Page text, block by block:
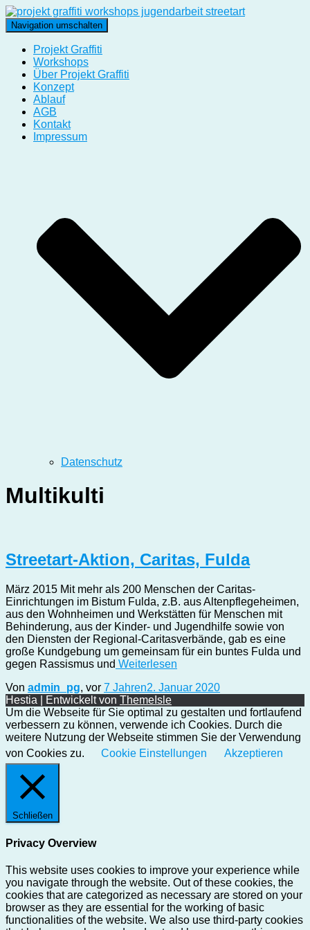
Navigation umschalten
Projekt Graffiti
Workshops
Über Projekt Graffiti
Konzept
Ablauf
AGB
Kontakt
Impressum
Datenschutz
Multikulti
Streetart-Aktion, Caritas, Fulda
März 2015 Mit mehr als 200 Menschen der Caritas-
Einrichtungen im Bistum Fulda, z.B. aus Altenpflegeheimen,
aus den Wohnheimen und Werkstätten für Menschen mit
Behinderung, aus der Kinder- und Jugendhilfe sowie von
den Diensten der Regional-Caritasverbände, gab es eine
große Kundgebung um gemeinsam für ein buntes Fulda und
gegen Rassismus und Weiterlesen
Von admin_pg, vor 7 Jahren2. Januar 2020
Hestia | Entwickelt von ThemeIsle
Um die Webseite für Sie optimal zu gestalten und fortlaufend
verbessern zu können, verwende ich Cookies. Durch die
weitere Nutzung der Webseite stimmen Sie der Verwendung
von Cookies zu.
Cookie Einstellungen Akzeptieren
Schließen
Privacy Overview
This website uses cookies to improve your experience while
you navigate through the website. Out of these cookies, the
cookies that are categorized as necessary are stored on your
browser as they are essential for the working of basic
functionalities of the website. We also use third-party cookies